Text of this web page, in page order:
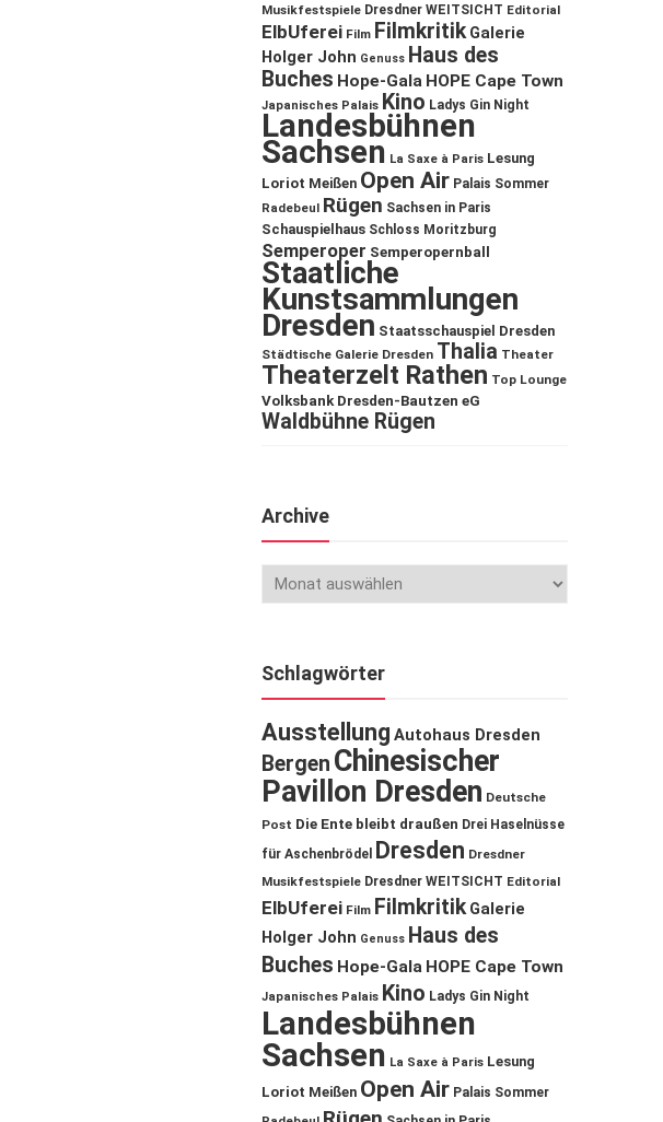
Musikfestspiele Dresdner WEITSICHT Editorial
ElbUferei Film Filmkritik Galerie
Holger John Genuss Haus des
Buches Hope-Gala HOPE Cape Town
Japanisches Palais Kino Ladys Gin Night
Landesbühnen
Sachsen La Saxe à Paris Lesung
Loriot Meißen Open Air Palais Sommer
Radebeul Rügen Sachsen in Paris
Schauspielhaus Schloss Moritzburg
Semperoper Semperopernball
Staatliche
Kunstsammlungen
Dresden Staatsschauspiel Dresden
Städtische Galerie Dresden Thalia Theater
Theaterzelt Rathen Top Lounge
Volksbank Dresden-Bautzen eG
Waldbühne Rügen
Archive
Schlagwörter
Ausstellung Autohaus Dresden
Bergen Chinesischer
Pavillon Dresden Deutsche
Post Die Ente bleibt draußen Drei Haselnüsse
für Aschenbrödel
Dresden Dresdner
Musikfestspiele Dresdner WEITSICHT Editorial
ElbUferei Film Filmkritik Galerie
Holger John Genuss Haus des
Buches Hope-Gala HOPE Cape Town
Japanisches Palais Kino Ladys Gin Night
Landesbühnen
Sachsen La Saxe à Paris Lesung
Loriot Meißen Open Air Palais Sommer